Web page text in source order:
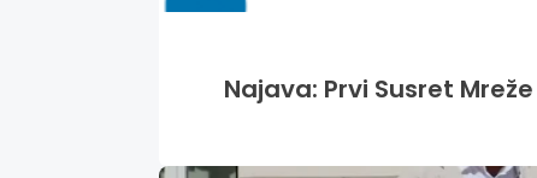
Najava: Prvi Susret